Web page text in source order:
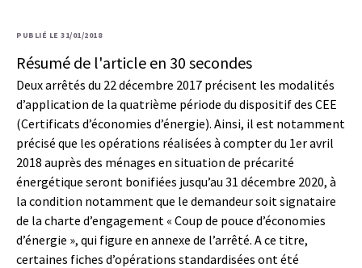
PUBLIÉ LE 31/01/2018
Résumé de l'article en 30 secondes
Deux arrêtés du 22 décembre 2017 précisent les modalités
d’application de la quatrième période du dispositif des CEE
(Certificats d’économies d’énergie). Ainsi, il est notamment
précisé que les opérations réalisées à compter du 1er avril
2018 auprès des ménages en situation de précarité
énergétique seront bonifiées jusqu’au 31 décembre 2020, à
la condition notamment que le demandeur soit signataire
de la charte d’engagement « Coup de pouce d’économies
d’énergie », qui figure en annexe de l’arrêté. A ce titre,
certaines fiches d’opérations standardisées ont été